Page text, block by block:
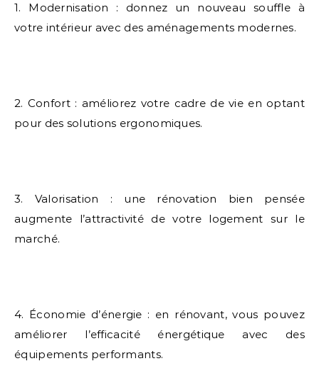
1. Modernisation : donnez un nouveau souffle à
votre intérieur avec des aménagements modernes.
2. Confort : améliorez votre cadre de vie en optant
pour des solutions ergonomiques.
3. Valorisation : une rénovation bien pensée
augmente l’attractivité de votre logement sur le
marché.
4. Économie d’énergie : en rénovant, vous pouvez
améliorer l’efficacité énergétique avec des
équipements performants.